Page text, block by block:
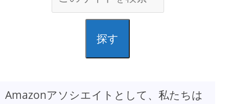
探す
Amazonアソシエイトとして、私たちは